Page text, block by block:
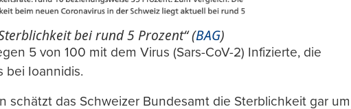
bei rund 5 Prozent“ (BAG)
5 von 100 mit dem Virus (Sars-CoV-2) Infizierte, die
bei Ioannidis.
schätzt das Schweizer Bundesamt die Sterblichkeit gar um